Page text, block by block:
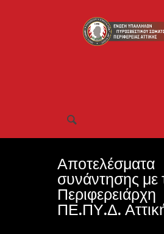
Αποτελέσματα
συνάντησης με
Περιφερειάρχη
ΠΕ.ΠΥ.Δ.